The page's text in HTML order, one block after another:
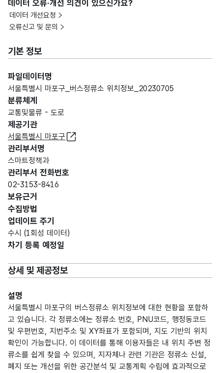
데이터 오류·개선 의견이 있으신가요?
데이터 개선요청
오류신고 및 문의
기본 정보
파일데이터명
서울특별시 마포구_버스정류소 위치정보_20230705
분류체계
교통및물류 - 도로
제공기관
서울특별시 마포구
관리부서명
스마트정책과
관리부서 전화번호
02-3153-8416
보유근거
수집방법
업데이트 주기
수시 (1회성 데이터)
차기 등록 예정일
상세 및 제공정보
설명
서울특별시 마포구의 버스정류소 위치정보에 대한 현황을 포함하
고 있습니다. 각 정류소에는 정류소 번호, PNU코드, 행정동코드
및 우편번호, 지번주소 및 XY좌표가 포함되며, 지도 기반의 위치
확인이 가능합니다. 이 데이터를 통해 이용자들은 내 위치 주변 정
류소를 쉽게 찾을 수 있으며, 지자체나 관련 기관은 정류소 신설,
폐지 또는 개선을 위한 공간분석 및 교통계획 수립에 효과적으로